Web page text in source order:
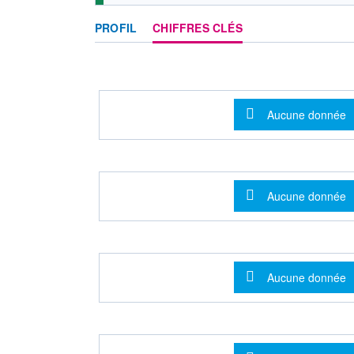
PROFIL CHIFFRES CLÉS
Message
Aucune donnée
Message
Aucune donnée
Message
Aucune donnée